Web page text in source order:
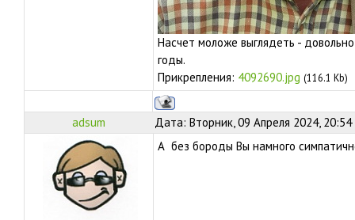
Насчет моложе выглядеть -
годы.
Прикрепления: 4092690.jpg (116.1 Kb)
adsum
Дата: Вторник, 09 Апреля 2024,
А без бороды Вы намного